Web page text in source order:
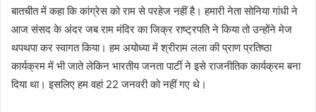
बातचीत में कहा कि कांग्रेस को राम से परहेज नहीं है। हमारी नेता सोनिया गांधी ने
आज संसद के अंदर जब राम मंदिर का जिक्र राष्ट्रपति ने किया तो उन्होंने मेज
थपथपा कर स्वागत किया। हम अयोध्या में श्रीराम लला की प्राण प्रतिष्ठा
कार्यक्रम में भी जाते लेकिन भारतीय जनता पार्टी ने इसे राजनीतिक कार्यक्रम बना
दिया था। इसलिए हम वहां 22 जनवरी को नहीं गए थे।